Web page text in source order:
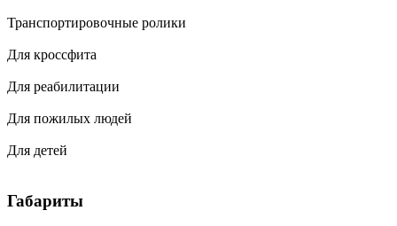
Транспортировочные ролики
Для кроссфита
Для реабилитации
Для пожилых людей
Для детей
Габариты